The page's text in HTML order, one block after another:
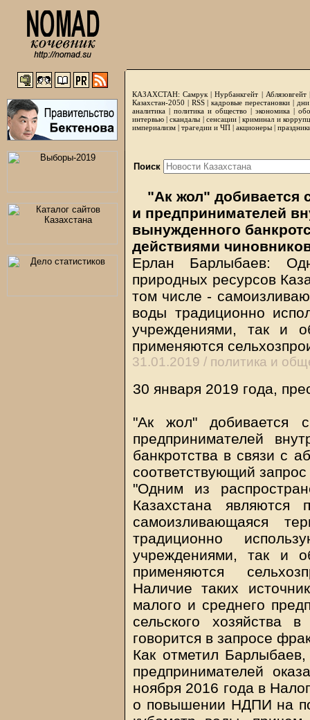
КАЗАХСТАН: Самрук |Нурбанкгейт | Аблязовгейт
Казахстан-2050 | RSS|кадровые перестановки|
аналитика | политика и общество | экономика |
интервью |скандалы | сенсации|криминал и
империализм | трагедии и ЧП | акционеры |
Поиск
"Ак жол" добивается
и предпринимателей
вынужденного
действиями
Ерлан Барлыбаев:
природных ресурсов
том числе -
воды традиционно
учреждениями, так и
применяются
31.01.2019 / политика и
30 января 2019 года,
"Ак жол" добивается
предпринимателей
банкротства в связи с
соответствующий
"Одним из
Казахстана
самоизливающаяся
традиционно
учреждениями, так и
применяются
Наличие таких
малого и среднего
сельского хозяйства
говорится в запросе
Как отметил
предпринимателей
ноября 2016 года в
о повышении НДПИ на